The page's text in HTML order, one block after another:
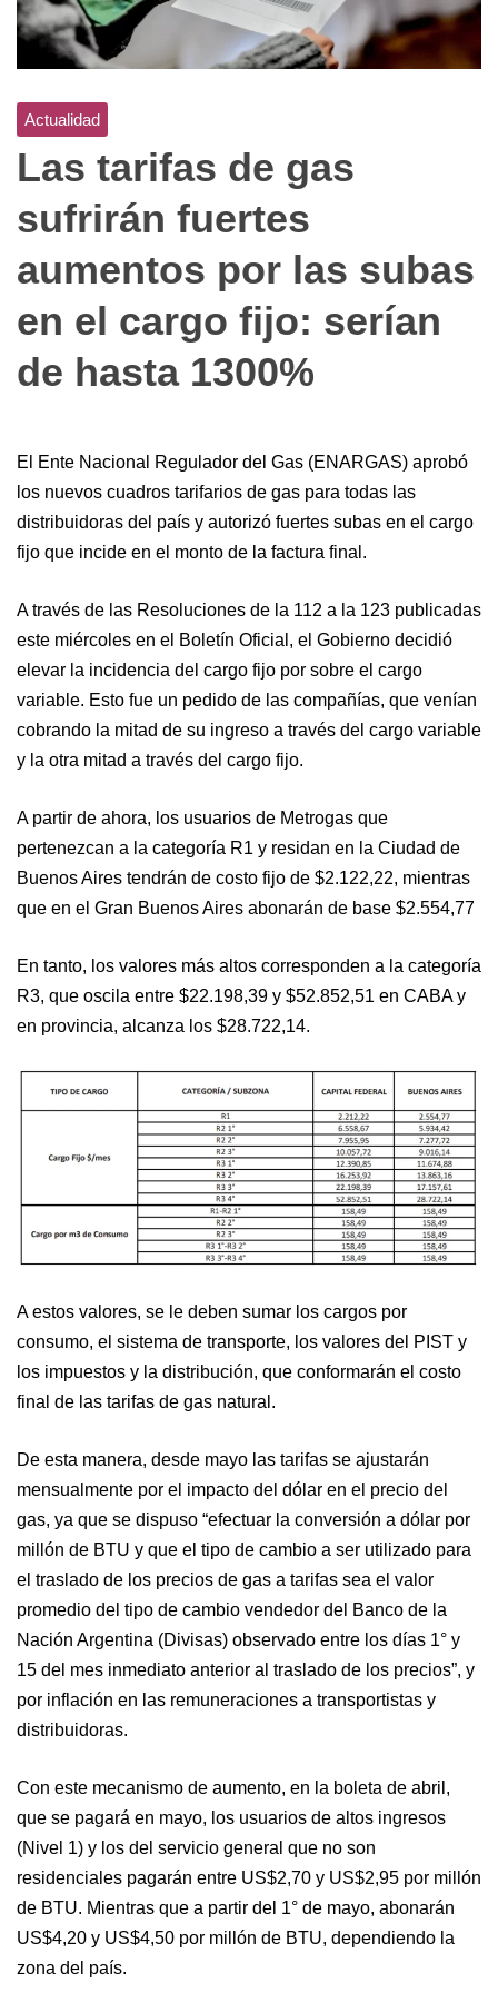
Actualidad
Las tarifas de gas
sufrirán fuertes
aumentos por las subas
en el cargo fijo: serían
de hasta 1300%
El Ente Nacional Regulador del Gas (ENARGAS) aprobó
los nuevos cuadros tarifarios de gas para todas las
distribuidoras del país y autorizó fuertes subas en el cargo
fijo que incide en el monto de la factura final.
A través de las Resoluciones de la 112 a la 123 publicadas
este miércoles en el Boletín Oficial, el Gobierno decidió
elevar la incidencia del cargo fijo por sobre el cargo
variable. Esto fue un pedido de las compañías, que venían
cobrando la mitad de su ingreso a través del cargo variable
y la otra mitad a través del cargo fijo.
A partir de ahora, los usuarios de Metrogas que
pertenezcan a la categoría R1 y residan en la Ciudad de
Buenos Aires tendrán de costo fijo de $2.122,22, mientras
que en el Gran Buenos Aires abonarán de base $2.554,77
En tanto, los valores más altos corresponden a la categoría
R3, que oscila entre $22.198,39 y $52.852,51 en CABA y
en provincia, alcanza los $28.722,14.
A estos valores, se le deben sumar los cargos por
consumo, el sistema de transporte, los valores del PIST y
los impuestos y la distribución, que conformarán el costo
final de las tarifas de gas natural.
De esta manera, desde mayo las tarifas se ajustarán
mensualmente por el impacto del dólar en el precio del
gas, ya que se dispuso “efectuar la conversión a dólar por
millón de BTU y que el tipo de cambio a ser utilizado para
el traslado de los precios de gas a tarifas sea el valor
promedio del tipo de cambio vendedor del Banco de la
Nación Argentina (Divisas) observado entre los días 1° y
15 del mes inmediato anterior al traslado de los precios”, y
por inflación en las remuneraciones a transportistas y
distribuidoras.
Con este mecanismo de aumento, en la boleta de abril,
que se pagará en mayo, los usuarios de altos ingresos
(Nivel 1) y los del servicio general que no son
residenciales pagarán entre US$2,70 y US$2,95 por millón
de BTU. Mientras que a partir del 1° de mayo, abonarán
US$4,20 y US$4,50 por millón de BTU, dependiendo la
zona del país.